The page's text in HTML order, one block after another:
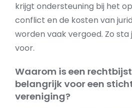
krijgt ondersteuning bij het
conflict en de kosten van
worden vaak vergoed. Zo sta
voor.
Waarom is een
belangrijk voor een
vereniging?